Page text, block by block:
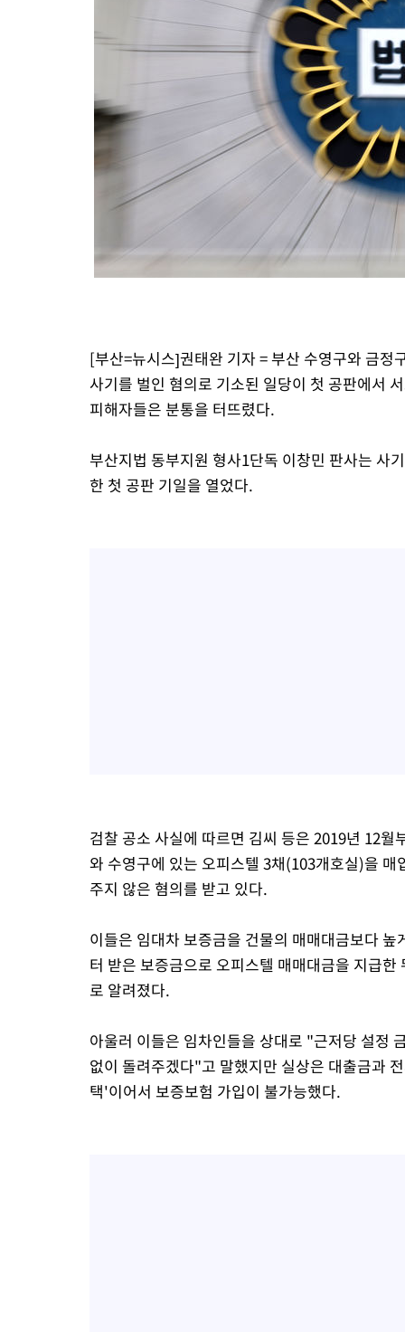
[부산=뉴시스]권태완 기자 = 부산 수영구와 금정
사기를 벌인 혐의로 기소된 일당이 첫 공판에서
피해자들은 분통을 터뜨렸다.
부산지법 동부지원 형사1단독 이창민 판사는 사
한 첫 공판 기일을 열었다.
검찰 공소 사실에 따르면 김씨 등은 2019년 12
와 수영구에 있는 오피스텔 3채(103개호실)을
주지 않은 혐의를 받고 있다.
이들은 임대차 보증금을 건물의 매매대금보다
터 받은 보증금으로 오피스텔 매매대금을 지급
로 알려졌다.
아울러 이들은 임차인들을 상대로 "근저당 설정
없이 돌려주겠다"고 말했지만 실상은 대출금과
택'이어서 보증보험 가입이 불가능했다.